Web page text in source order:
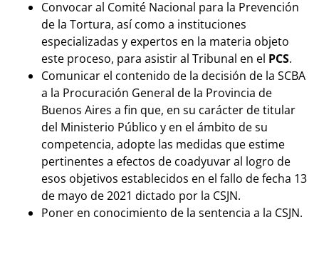
Convocar al Comité Nacional para la Prevención
de la Tortura, así como a instituciones
especializadas y expertos en la materia objeto
este proceso, para asistir al Tribunal en el PCS.
Comunicar el contenido de la decisión de la SCBA
a la Procuración General de la Provincia de
Buenos Aires a fin que, en su carácter de titular
del Ministerio Público y en el ámbito de su
competencia, adopte las medidas que estime
pertinentes a efectos de coadyuvar al logro de
esos objetivos establecidos en el fallo de fecha 13
de mayo de 2021 dictado por la CSJN.
Poner en conocimiento de la sentencia a la CSJN.